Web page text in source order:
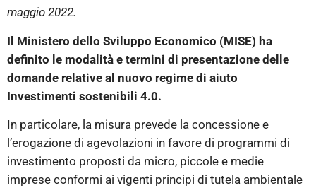
maggio 2022.
Il Ministero dello Sviluppo Economico (MISE) ha
definito le modalità e termini di presentazione delle
domande relative al nuovo regime di aiuto
Investimenti sostenibili 4.0.
In particolare, la misura prevede la concessione e
l’erogazione di agevolazioni in favore di programmi di
investimento proposti da micro, piccole e medie
imprese conformi ai vigenti principi di tutela ambientale